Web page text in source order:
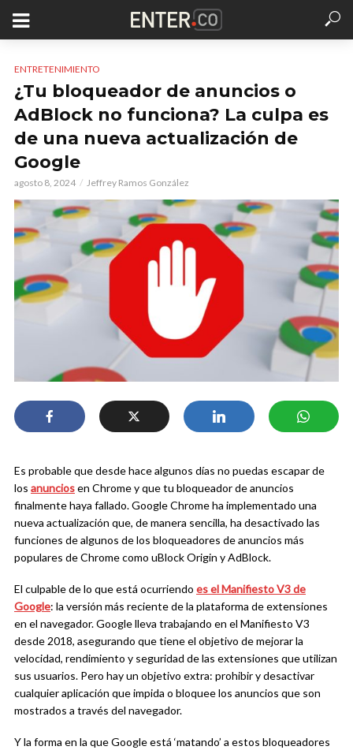
ENTRETENIMIENTO
¿Tu bloqueador de anuncios o
AdBlock no funciona? La culpa es
de una nueva actualización de
Google
agosto 8, 2024 Jeffrey Ramos González
Es probable que desde hace algunos días no puedas escapar de
los anunciosen Chrome y que tu bloqueador de anuncios
finalmente haya fallado. Google Chrome ha implementado una
nueva actualización que, de manera sencilla, ha desactivado las
funciones de algunos de los bloqueadores de anuncios más
populares de Chrome como uBlock Origin y AdBlock.
El culpable de lo que está ocurriendo es el Manifiesto V3 de
Google: la versión más reciente de la plataforma de extensiones
en el navegador. Google lleva trabajando en el Manifiesto V3
desde 2018, asegurando que tiene el objetivo de mejorar la
velocidad, rendimiento y seguridad de las extensiones que utilizan
sus usuarios. Pero hay un objetivo extra: prohibir y desactivar
cualquier aplicación que impida o bloquee los anuncios que son
mostrados a través del navegador.
Y la forma en la que Google está ‘matando’ a estos bloqueadores